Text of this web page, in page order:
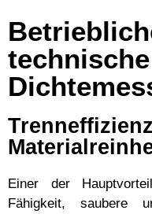
Einer der
Fähigkeit, saubere